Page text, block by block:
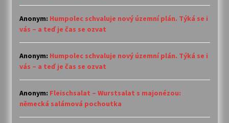
Anonym: Humpolec schvaluje nový územní plán. Týká se i
vás – a teď je čas se ozvat
Anonym: Humpolec schvaluje nový územní plán. Týká se i
vás – a teď je čas se ozvat
Anonym: Fleischsalat – Wurstsalat s majonézou:
německá salámová pochoutka